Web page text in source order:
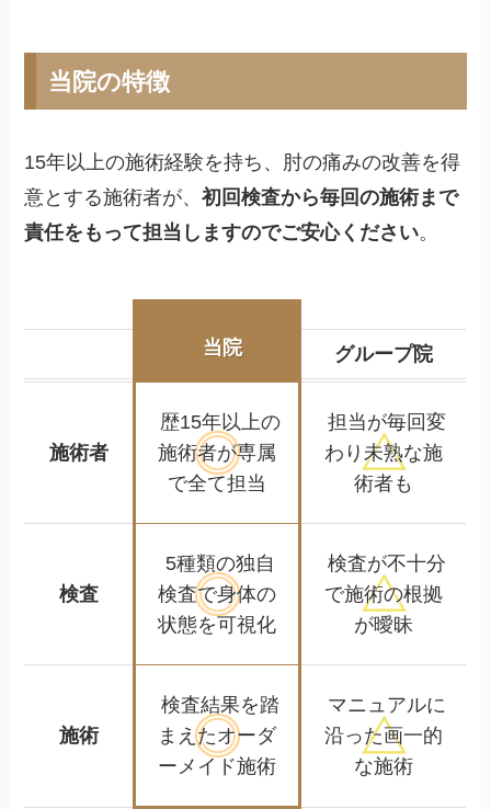
当院の特徴
15年以上の施術経験を持ち、肘の痛みの改善を得
意とする施術者が、初回検査から毎回の施術まで
責任をもって担当しますのでご安心ください。
当院 グループ院
施術者
歴15年以上の
施術者が専属
で全て担当
担当が毎回変
わり未熟な施
術者も
検査
5種類の独自
検査で身体の
状態を可視化
検査が不十分
で施術の根拠
が曖昧
施術
検査結果を踏
まえたオーダ
ーメイド施術
マニュアルに
沿った画一的
な施術